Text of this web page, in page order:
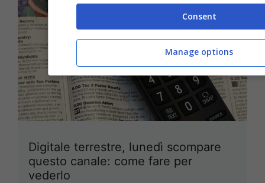
Digitale terrestre, lunedì scompare
questo canale: come fare per
vederlo
Consent
Manage options